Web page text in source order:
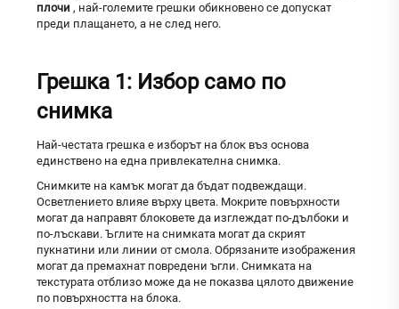
плочи , най-големите грешки обикновено се допускат
преди плащането, а не след него.
Грешка 1: Избор само по
снимка
Най-честата грешка е изборът на блок въз основа
единствено на една привлекателна снимка.
Снимките на камък могат да бъдат подвеждащи.
Осветлението влияе върху цвета. Мокрите повърхности
могат да направят блоковете да изглеждат по-дълбоки и
по-лъскави. Ъглите на снимката могат да скрият
пукнатини или линии от смола. Обрязаните изображения
могат да премахнат повредени ъгли. Снимката на
текстурата отблизо може да не показва цялото движение
по повърхността на блока.